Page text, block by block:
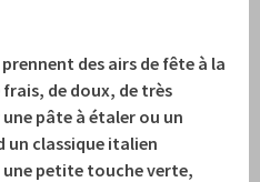
des airs de fête à la
de doux, de très
pâte à étaler ou un
un classique italien
une petite touche verte,